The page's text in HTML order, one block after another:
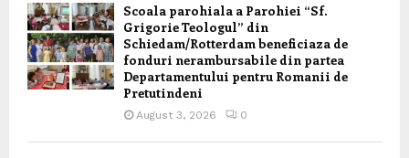
Scoala parohiala a Parohiei “Sf.
Grigorie Teologul” din
Schiedam/Rotterdam beneficiaza de
fonduri nerambursabile din partea
Departamentului pentru Romanii de
Pretutindeni
August 3, 2026 0